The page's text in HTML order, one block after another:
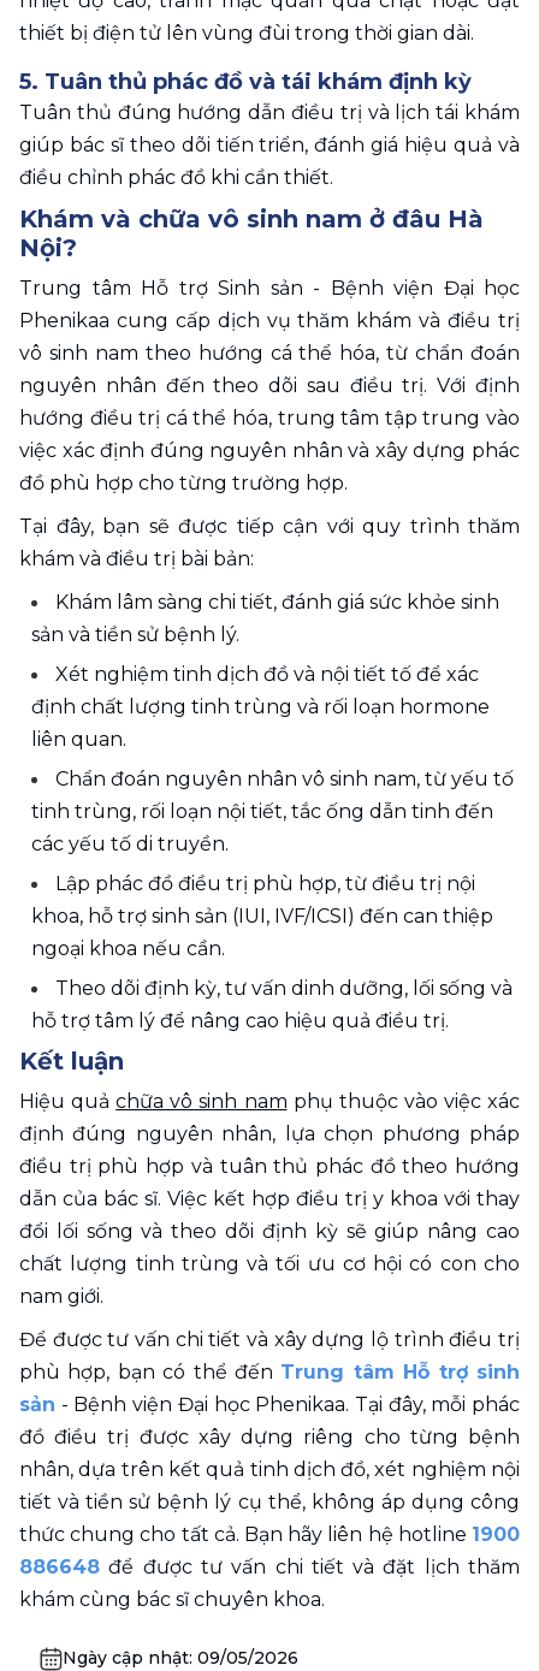
thiết bị điện tử lên vùng đùi trong thời gian dài.
5. Tuân thủ phác đồ và tái khám định kỳ
Tuân thủ đúng hướng dẫn điều trị và lịch tái khám
giúp bác sĩ theo dõi tiến triển, đánh giá hiệu quả và
điều chỉnh phác đồ khi cần thiết.
Khám và chữa vô sinh nam ở đâu Hà
Nội?
Trung tâm Hỗ trợ Sinh sản - Bệnh viện Đại học
Phenikaa cung cấp dịch vụ thăm khám và điều trị
vô sinh nam theo hướng cá thể hóa, từ chẩn đoán
nguyên nhân đến theo dõi sau điều trị. Với định
hướng điều trị cá thể hóa, trung tâm tập trung vào
việc xác định đúng nguyên nhân và xây dựng phác
đồ phù hợp cho từng trường hợp.
Tại đây, bạn sẽ được tiếp cận với quy trình thăm
khám và điều trị bài bản:
Khám lâm sàng chi tiết, đánh giá sức khỏe sinh
sản và tiền sử bệnh lý.
Xét nghiệm tinh dịch đồ và nội tiết tố để xác
định chất lượng tinh trùng và rối loạn hormone
liên quan.
Chẩn đoán nguyên nhân vô sinh nam, từ yếu tố
tinh trùng, rối loạn nội tiết, tắc ống dẫn tinh đến
các yếu tố di truyền.
Lập phác đồ điều trị phù hợp, từ điều trị nội
khoa, hỗ trợ sinh sản (IUI, IVF/ICSI) đến can thiệp
ngoại khoa nếu cần.
Theo dõi định kỳ, tư vấn dinh dưỡng, lối sống và
hỗ trợ tâm lý để nâng cao hiệu quả điều trị.
Kết luận
Hiệu quả chữa vô sinh nam phụ thuộc vào việc xác
định đúng nguyên nhân, lựa chọn phương pháp
điều trị phù hợp và tuân thủ phác đồ theo hướng
dẫn của bác sĩ. Việc kết hợp điều trị y khoa với thay
đổi lối sống và theo dõi định kỳ sẽ giúp nâng cao
chất lượng tinh trùng và tối ưu cơ hội có con cho
nam giới.
Để được tư vấn chi tiết và xây dựng lộ trình điều trị
phù hợp, bạn có thể đến Trung tâm Hỗ trợ sinh
sản - Bệnh viện Đại học Phenikaa. Tại đây, mỗi phác
đồ điều trị được xây dựng riêng cho từng bệnh
nhân, dựa trên kết quả tinh dịch đồ, xét nghiệm nội
tiết và tiền sử bệnh lý cụ thể, không áp dụng công
thức chung cho tất cả. Bạn hãy liên hệ hotline 1900
886648 để được tư vấn chi tiết và đặt lịch thăm
khám cùng bác sĩ chuyên khoa.
Ngày cập nhật: 09/05/2026